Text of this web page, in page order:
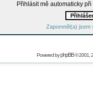
Přihlásit mě automaticky
Zapomněl(a) jsem
Powered byphpBB© 2001,